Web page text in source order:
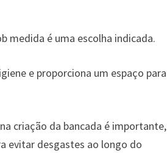
medida é uma escolha indicada.
e proporciona um espaço para
criação da bancada é importante,
evitar desgastes ao longo do